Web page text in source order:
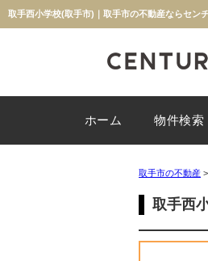
取手西小学校(取手市)｜取手市の不動産ならセン
ホーム 物件検索
取手市の不動産 >
取手西